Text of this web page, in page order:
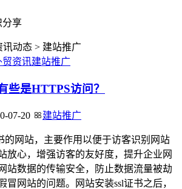
分享
讯动态 > 建站推广
贸资讯建站推广
些是HTTPS访问？
07-20 建站推广
的网站，主要作用以便于访客识别网站
放心，增强访客的友好度，提升企业网
站数据的传输安全，防止数据流量被劫
冒网站的问题。网站安装ssl证书之后，